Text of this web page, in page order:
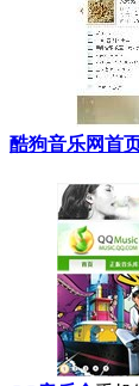
酷狗音乐网首